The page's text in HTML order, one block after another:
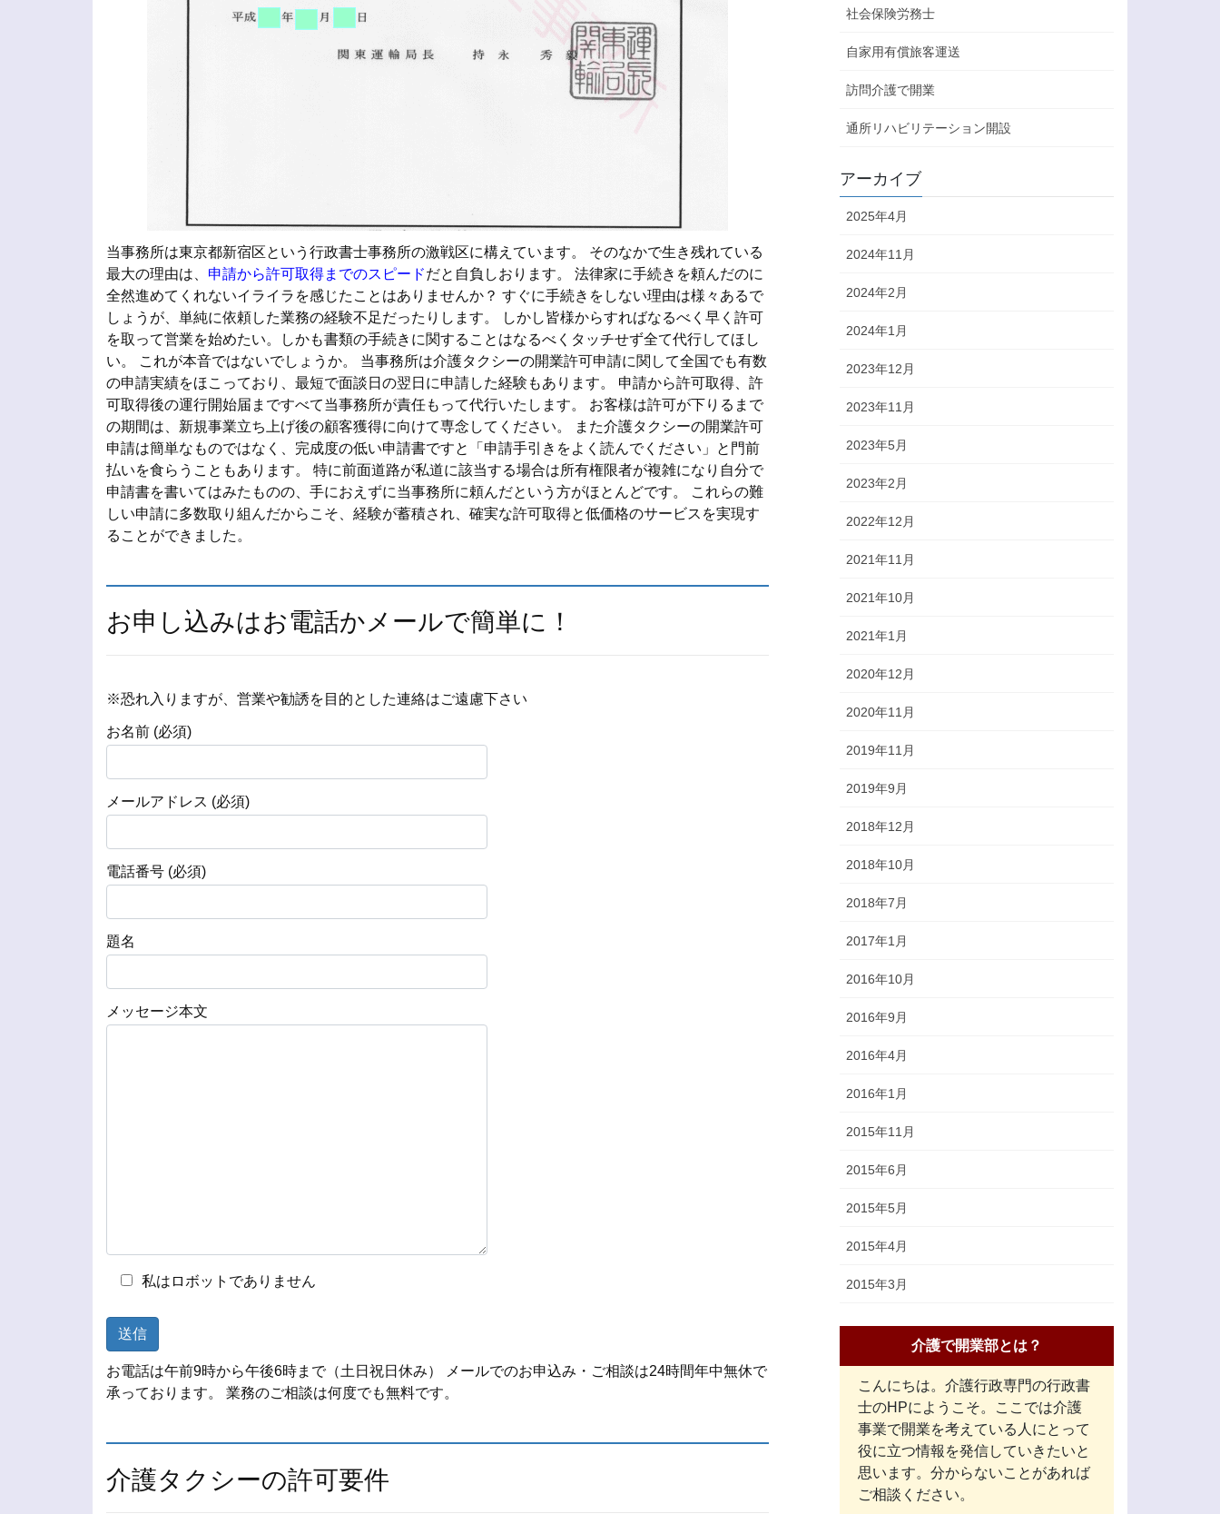
当事務所は東京都新宿区という行政書士事務所の激戦区に構えています。 そのなかで生き残れている
最大の理由は、 申請から許可取得までのスピードだと自負しおります。 法律家に手続きを頼んだのに
全然進めてくれないイライラを感じたことはありませんか？ すぐに手続きをしない理由は様々あるで
しょうが、単純に依頼した業務の経験不足だったりします。 しかし皆様からすればなるべく早く許可
を取って営業を始めたい。しかも書類の手続きに関することはなるべくタッチせず全て代行してほし
い。 これが本音ではないでしょうか。 当事務所は介護タクシーの開業許可申請に関して全国でも有数
の申請実績をほこっており、最短で面談日の翌日に申請した経験もあります。 申請から許可取得、許
可取得後の運行開始届まですべて当事務所が責任もって代行いたします。 お客様は許可が下りるまで
の期間は、新規事業立ち上げ後の顧客獲得に向けて専念してください。 また介護タクシーの開業許可
申請は簡単なものではなく、完成度の低い申請書ですと「申請手引きをよく読んでください」と門前
払いを食らうこともあります。 特に前面道路が私道に該当する場合は所有権限者が複雑になり自分で
申請書を書いてはみたものの、手におえずに当事務所に頼んだという方がほとんどです。 これらの難
しい申請に多数取り組んだからこそ、経験が蓄積され、確実な許可取得と低価格のサービスを実現す
ることができました。
お申し込みはお電話かメールで簡単に！
※恐れ入りますが、営業や勧誘を目的とした連絡はご遠慮下さい
お名前 (必須)
メールアドレス (必須)
電話番号 (必須)
題名
メッセージ本文
私はロボットでありません
お電話は午前9時から午後6時まで（土日祝日休み） メールでのお申込み・ご相談は24時間年中無休で
承っております。 業務のご相談は何度でも無料です。
介護タクシーの許可要件
社会保険労務士
自家用有償旅客運送
訪問介護で開業
通所リハビリテーション開設
アーカイブ
2025年4月
2024年11月
2024年2月
2024年1月
2023年12月
2023年11月
2023年5月
2023年2月
2022年12月
2021年11月
2021年10月
2021年1月
2020年12月
2020年11月
2019年11月
2019年9月
2018年12月
2018年10月
2018年7月
2017年1月
2016年10月
2016年9月
2016年4月
2016年1月
2015年11月
2015年6月
2015年5月
2015年4月
2015年3月
介護で開業部とは？
こんにちは。介護行政専門の行政書
士のHPにようこそ。ここでは介護
事業で開業を考えている人にとって
役に立つ情報を発信していきたいと
思います。分からないことがあれば
ご相談ください。